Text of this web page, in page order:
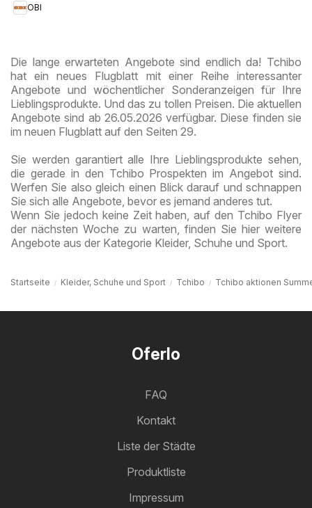
OBI
Die lange erwarteten Angebote sind endlich da! Tchibo
hat ein neues Flugblatt mit einer Reihe interessanter
Angebote und wöchentlicher Sonderanzeigen für Ihre
Lieblingsprodukte. Und das zu tollen Preisen. Die aktuellen
Angebote sind ab 26.05.2026 verfügbar. Diese finden sie
im neuen Flugblatt auf den Seiten 29.
Sie werden garantiert alle Ihre Lieblingsprodukte sehen,
die gerade in den Tchibo Prospekten im Angebot sind.
Werfen Sie also gleich einen Blick darauf und schnappen
Sie sich alle Angebote, bevor es jemand anderes tut.
Wenn Sie jedoch keine Zeit haben, auf den Tchibo Flyer
der nächsten Woche zu warten, finden Sie hier weitere
Angebote aus der Kategorie Kleider, Schuhe und Sport.
Startseite Kleider, Schuhe und Sport Tchibo Tchibo aktionen
Oferlo
FAQ
Kontakt
Liste der Städte
Produktliste
Impressum